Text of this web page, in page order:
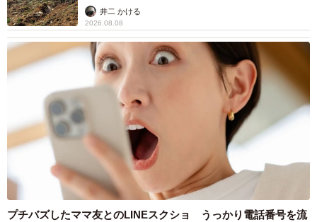
プ欄にも多くの反響がありました。
「同じスケールだから見られる夢の対決」
「実質的にエヴァはスーツを着ていない」
「遠吠えの再現度高www」
「結婚式でエヴァvsガンダム最高だねぇ」
「二次会にバカふたり､､､（褒め言葉」
友達の結婚式二次会
出会ったらこうなった
るか井二 かける
2026.08.08
プチバズしたママ友とのLINEスクショ うっかり電話番号を流